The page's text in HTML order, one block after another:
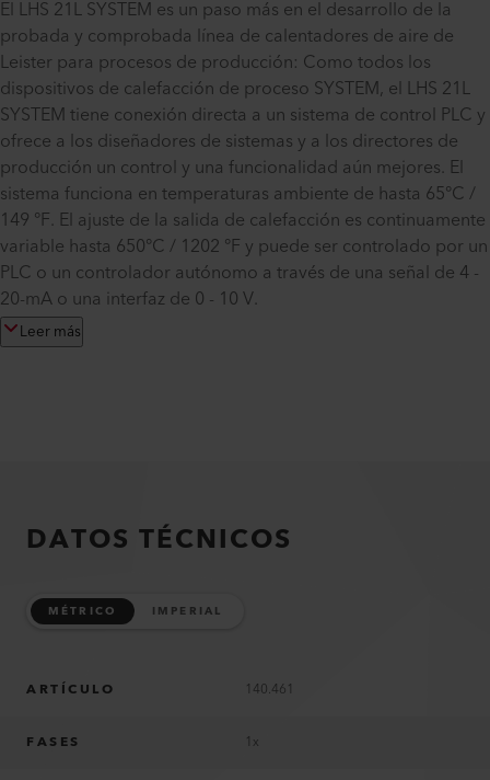
El LHS 21L SYSTEM es un paso más en el desarrollo de la
probada y comprobada línea de calentadores de aire de
Leister para procesos de producción: Como todos los
dispositivos de calefacción de proceso SYSTEM, el LHS 21L
SYSTEM tiene conexión directa a un sistema de control PLC y
ofrece a los diseñadores de sistemas y a los directores de
producción un control y una funcionalidad aún mejores. El
sistema funciona en temperaturas ambiente de hasta 65°C /
149 °F. El ajuste de la salida de calefacción es continuamente
variable hasta 650°C / 1202 °F y puede ser controlado por un
PLC o un controlador autónomo a través de una señal de 4 -
20-mA o una interfaz de 0 - 10 V.
Leer más
DATOS TÉCNICOS
MÉTRICO IMPERIAL
ARTÍCULO 140.461
FASES 1x